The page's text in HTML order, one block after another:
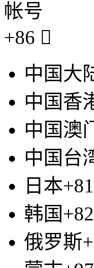
帐号
+86 
中国大
中国香
中国澳
中国台
日本+81
韩国+82
俄罗斯